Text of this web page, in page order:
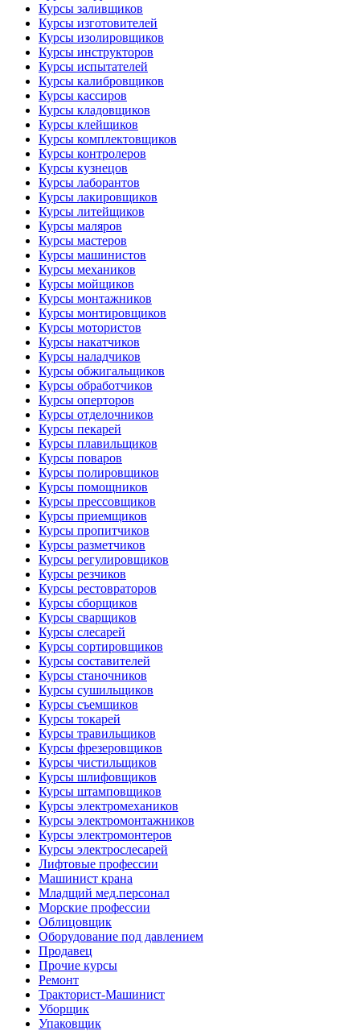
Курсы заливщиков
Курсы изготовителей
Курсы изолировщиков
Курсы инструкторов
Курсы испытателей
Курсы калибровщиков
Курсы кассиров
Курсы кладовщиков
Курсы клейщиков
Курсы комплектовщиков
Курсы контролеров
Курсы кузнецов
Курсы лаборантов
Курсы лакировщиков
Курсы литейщиков
Курсы маляров
Курсы мастеров
Курсы машинистов
Курсы механиков
Курсы мойщиков
Курсы монтажников
Курсы монтировщиков
Курсы мотористов
Курсы накатчиков
Курсы наладчиков
Курсы обжигальщиков
Курсы обработчиков
Курсы оперторов
Курсы отделочников
Курсы пекарей
Курсы плавильщиков
Курсы поваров
Курсы полировщиков
Курсы помощников
Курсы прессовщиков
Курсы приемщиков
Курсы пропитчиков
Курсы разметчиков
Курсы регулировщиков
Курсы резчиков
Курсы рестовраторов
Курсы сборщиков
Курсы сварщиков
Курсы слесарей
Курсы сортировщиков
Курсы составителей
Курсы станочников
Курсы сушильщиков
Курсы съемщиков
Курсы токарей
Курсы травильщиков
Курсы фрезеровщиков
Курсы чистильщиков
Курсы шлифовщиков
Курсы штамповщиков
Курсы электромехаников
Курсы электромонтажников
Курсы электромонтеров
Курсы электрослесарей
Лифтовые профессии
Машинист крана
Младщий мед.персонал
Морские профессии
Облицовщик
Оборудование под давлением
Продавец
Прочие курсы
Ремонт
Тракторист-Машинист
Уборщик
Упаковщик